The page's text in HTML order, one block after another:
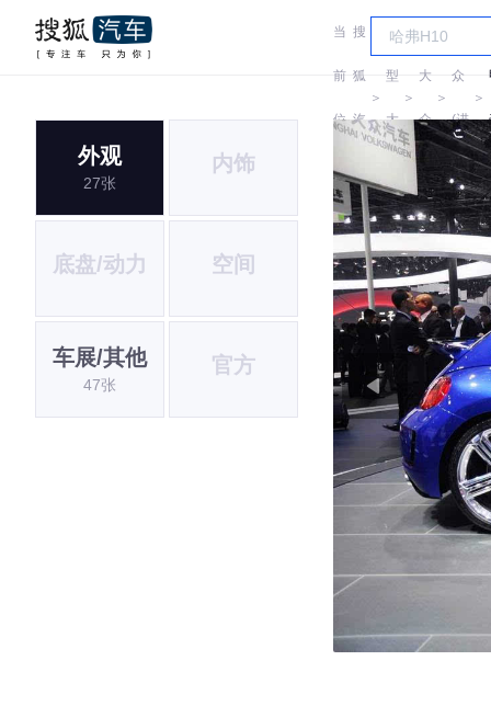
当
前
位
搜
狐
汽
＞
车
型
大
＞
大
众
＞
众
(进
口)
＞
外观
27张
内饰
底盘/动力 空间
车展/其他
47张
官方